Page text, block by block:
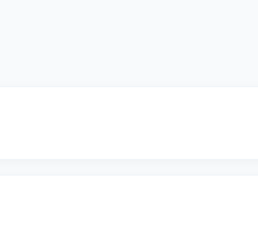
öngörülebilir.